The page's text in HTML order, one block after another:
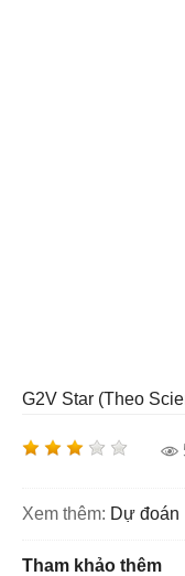
G2V Star (Theo
Xem thêm: Dự đoán
Tham khảo thêm